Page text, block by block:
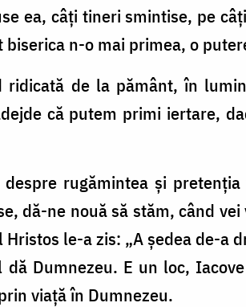
ea, câţi tineri smintise, pe
n-o mai primea, o
de la pământ, în
că putem primi iertare,
rugămintea şi
dă-ne nouă să stăm, când
le-a zis: „A şedea de-a
Dumnezeu. E un loc,
viaţă în Dumnezeu.